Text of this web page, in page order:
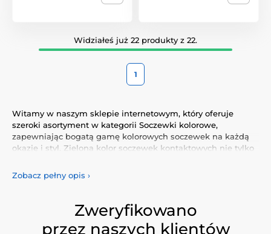
Widziałeś już 22 produkty z 22.
1
Witamy w naszym sklepie internetowym, który oferuje
szeroki asortyment w kategorii Soczewki kolorowe,
zapewniając bogatą gamę kolorowych soczewek na każdą
okazję i styl. Zielona kolor soczewek kontaktowych nie tylko
wyrazić swoją osobowość i wyjątkowość.
gwarantują komfort i bezpieczeństwo przez cały dzień.
Dodaj trochę koloru do swojego życia dzięki naszym
wysokiej jakości soczewkom, spełniającym najwyższe
Zobacz pełny opis ›
Zweryfikowano
przez naszych klientów